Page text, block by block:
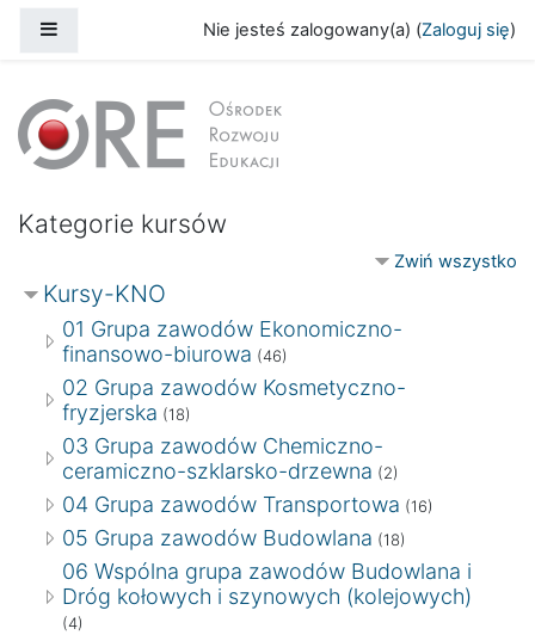
Nie jesteś zalogowany(a) (Zaloguj się)
Archiwum kursów „Kształcenie na
Kategorie kursów
Zwiń wszystko
Kursy-KNO
01 Grupa zawodów Ekonomiczno-
finansowo-biurowa (46)
02 Grupa zawodów Kosmetyczno-
fryzjerska (18)
03 Grupa zawodów Chemiczno-
ceramiczno-szklarsko-drzewna (2)
04 Grupa zawodów Transportowa (16)
05 Grupa zawodów Budowlana (18)
06 Wspólna grupa zawodów Budowlana i
Dróg kołowych i szynowych (kolejowych)
(4)